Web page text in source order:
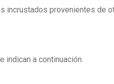
incrustados provenientes de
a continuación.